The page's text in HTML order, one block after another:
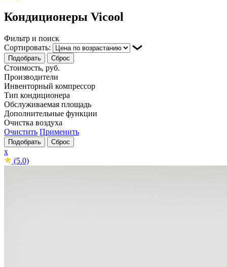
Кондиционеры Vicool
Фильтр и поиск
Сортировать:
Подобрать Сброс
Стоимость, руб.
Производители
Инвенторный компрессор
Тип кондиционера
Обслуживаемая площадь
Дополнительные функции
Очистка воздуха
Очистить Применить
Подобрать Сброс
x
(5.0)